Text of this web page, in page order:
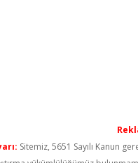
Sitemiz, 5651 Sayılı Kanun